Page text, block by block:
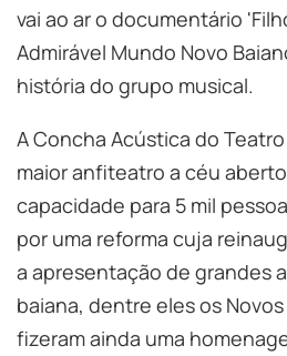
vai ao ar o documentário
Admirável Mundo Novo
história do grupo musical.
A Concha Acústica do
maior anfiteatro a céu
capacidade para 5 mil
por uma reforma cuja
a apresentação de grandes
baiana, dentre eles os
fizeram ainda uma